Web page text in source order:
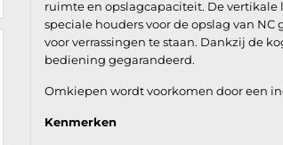
ruimte en opslagcapaciteit. De
speciale houders voor de opslag van
voor verrassingen te staan. Dankzij de
bediening gegarandeerd.
Omkiepen wordt voorkomen door een
Kenmerken